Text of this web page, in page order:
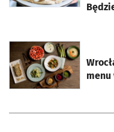
menu
otworzy się w nowej